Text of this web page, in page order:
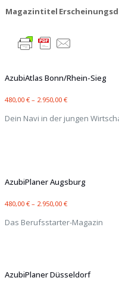
Magazintitel
AzubiAtlas Bonn/Rhein-Sieg
480,00 € – 2.950,00 €
Dein Navi in der jungen
AzubiPlaner Augsburg
480,00 € – 2.950,00 €
Das Berufsstarter-Magazin
AzubiPlaner Düsseldorf